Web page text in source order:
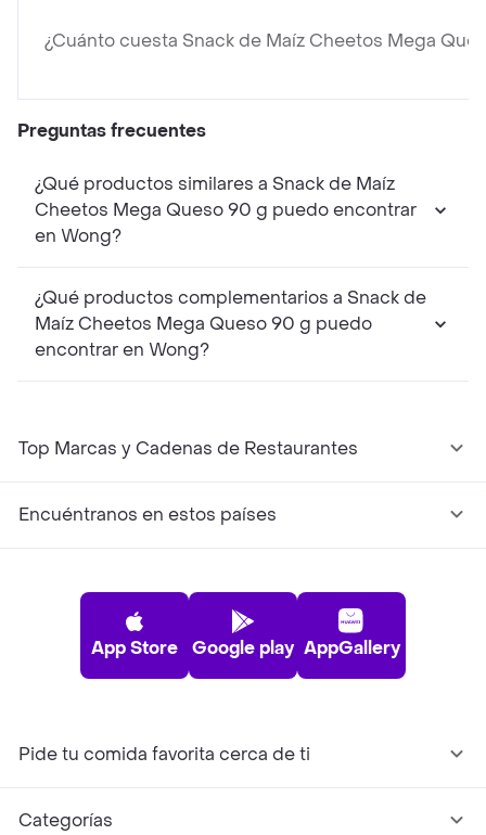
¿Cuánto cuesta Snack de Maíz Cheetos Mega
Preguntas frecuentes
¿Qué productos similares a Snack de Maíz
Cheetos Mega Queso 90 g puedo encontrar
en Wong?
¿Qué productos complementarios a Snack de
Maíz Cheetos Mega Queso 90 g puedo
encontrar en Wong?
Top Marcas y Cadenas de Restaurantes
Encuéntranos en estos países
App Store Google play AppGallery
Pide tu comida favorita cerca de ti
Categorías